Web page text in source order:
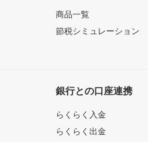
商品一覧
節税シミュレーション
銀行との口座連携
らくらく入金
らくらく出金